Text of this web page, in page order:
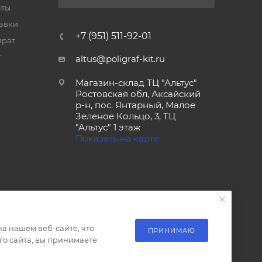
+7 (951) 511-92-01
altus@poligraf-kit.ru
Магазин-склад ТЦ "Альтус"
Ростовская обл, Аксайский
р-н, пос. Янтарный, Малое
Зеленое Кольцо, 3, ТЦ
"Альтус" 1 этаж
Показать на карте
нашем веб-сайте, что
сайта, вы принимаете
ПРИНИМАЮ